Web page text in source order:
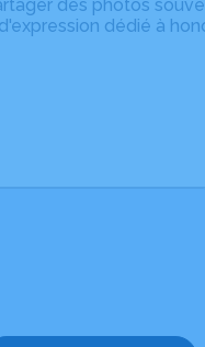
des photos
dédié à